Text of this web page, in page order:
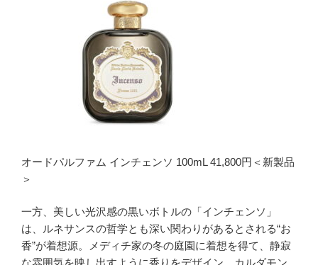
オードパルファム インチェンソ 100mL 41,800円＜新製品
＞
一方、美しい光沢感の黒いボトルの「インチェンソ」
は、ルネサンスの哲学とも深い関わりがあるとされる“お
香”が着想源。メディチ家の冬の庭園に着想を得て、静寂
な雰囲気を映し出すように香りをデザイン。カルダモン